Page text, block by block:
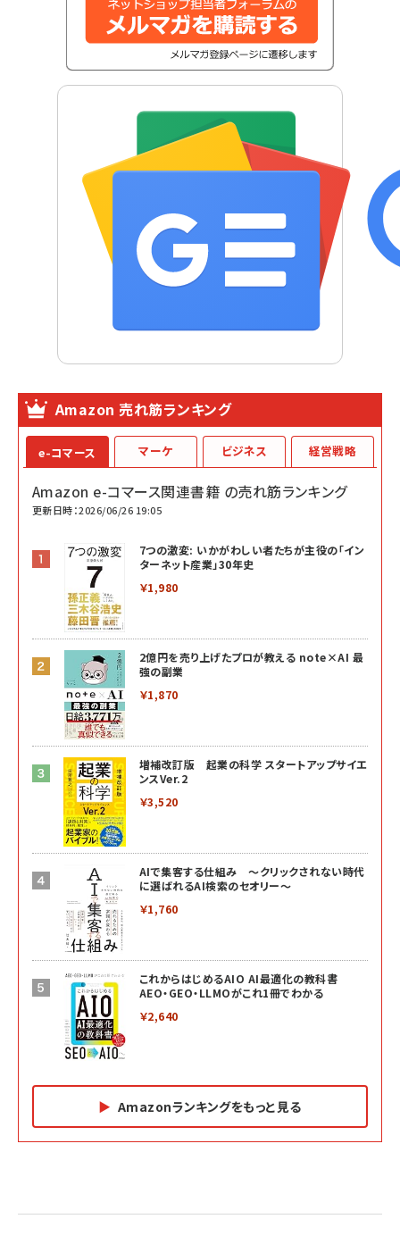
Amazon 売れ筋ランキング
e-コマース
Amazon e-コマース関連書籍 の売れ筋ランキング
更新日時：2026/06/26 19:05
7つの激変: いかがわしい者たちが主役の「イン
ターネット産業」30年史
￥1,980
2億円を売り上げたプロが教える note×AI 最
強の副業
￥1,870
増補改訂版 起業の科学 スタートアップサイエ
ンスVer.2
￥3,520
AIで集客する仕組み ～クリックされない時代
に選ばれるAI検索のセオリー～
￥1,760
これからはじめるAIO AI最適化の教科書
AEO・GEO・LLMOがこれ1冊でわかる
￥2,640
Amazonランキングをもっと見る
マーケ
2億円を売り上げたプロが教える note×AI 最強の
ビジネス
anan(アンアン)2026/07/01号 No.2501[魅せる
経営戦略
ベインキャピタル 企業価値向上力の秘密